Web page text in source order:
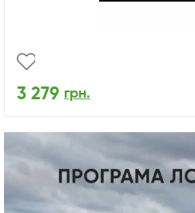
3 279 грн.